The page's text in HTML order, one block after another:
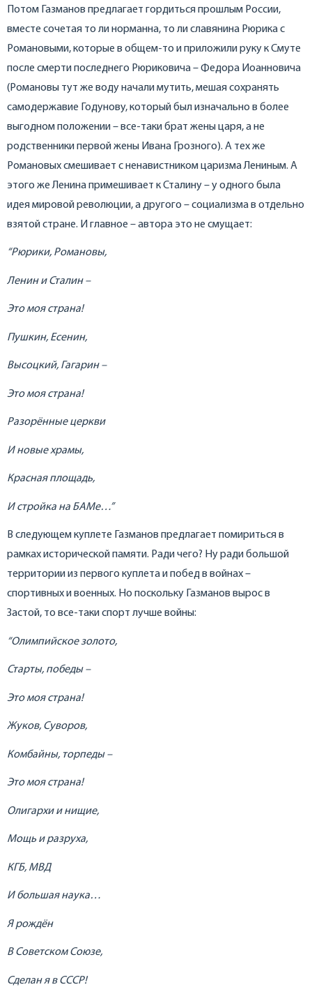
Потом Газманов предлагает гордиться прошлым России,
вместе сочетая то ли норманна, то ли славянина Рюрика с
Романовыми, которые в общем-то и приложили руку к Смуте
после смерти последнего Рюриковича – Федора Иоанновича
(Романовы тут же воду начали мутить, мешая сохранять
самодержавие Годунову, который был изначально в более
выгодном положении – все-таки брат жены царя, а не
родственники первой жены Ивана Грозного). А тех же
Романовых смешивает с ненавистником царизма Лениным. А
этого же Ленина примешивает к Сталину – у одного была
идея мировой революции, а другого – социализма в отдельно
взятой стране. И главное – автора это не смущает:
“Рюрики, Романовы,
Ленин и Сталин –
Это моя страна!
Пушкин, Есенин,
Высоцкий, Гагарин –
Это моя страна!
Разорённые церкви
И новые храмы,
Красная площадь,
И стройка на БАМе…”
В следующем куплете Газманов предлагает помириться в
рамках исторической памяти. Ради чего? Ну ради большой
территории из первого куплета и побед в войнах –
спортивных и военных. Но поскольку Газманов вырос в
Застой, то все-таки спорт лучше войны:
“Олимпийское золото,
Старты, победы –
Это моя страна!
Жуков, Суворов,
Комбайны, торпеды –
Это моя страна!
Олигархи и нищие,
Мощь и разруха,
КГБ, МВД
И большая наука…
Я рождён
В Советском Союзе,
Сделан я в СССР!